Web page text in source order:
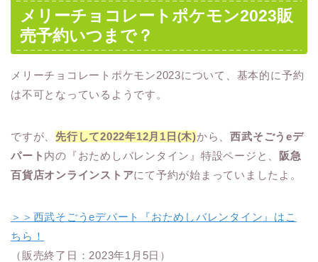
メリーチョコレートポケモン2023販
売予約いつまで？
メリーチョコレートポケモン2023について、基本的に予約
は不可となっているようです。
ですが、 先行して2022年12月1日(木)から、西武そごうeデ
パート 内の『おためしバレンタイン』特設ページと、
阪急
百貨店オンラインストアにて予約が始まっていましたよ。
＞＞西武そごうeデパート『おためしバレンタイン』はこ
ちら！
（販売終了日：2023年1月5日）